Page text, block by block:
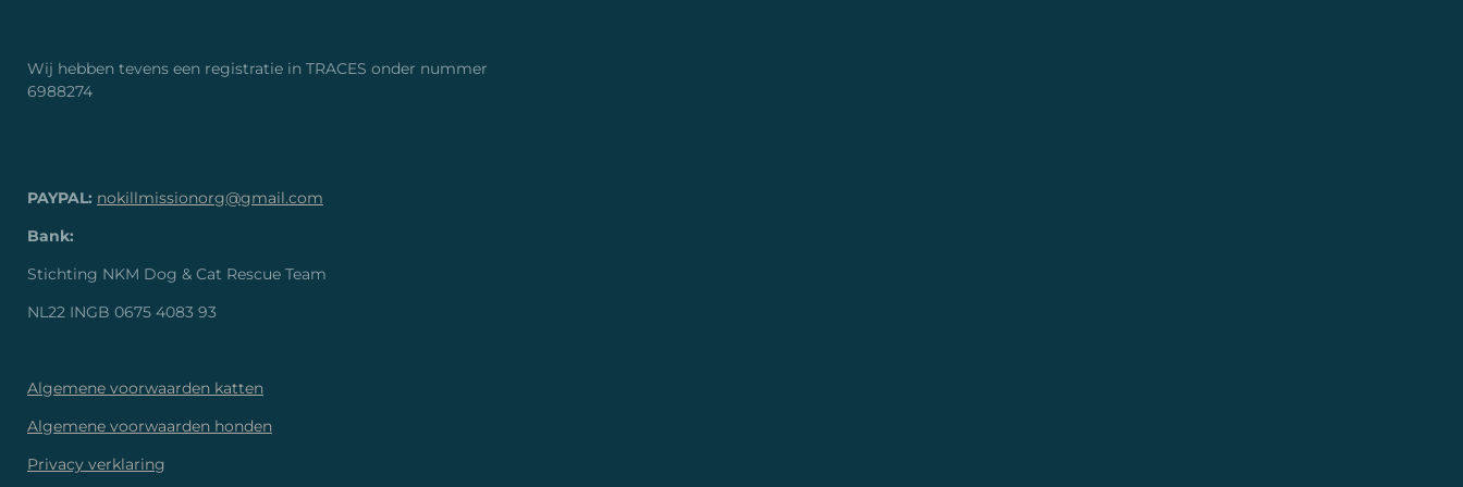
Wij hebben tevens een registratie in TRACES onder nummer
6988274
PAYPAL: nokillmissionorg@gmail.com
Bank:
Stichting NKM Dog & Cat Rescue Team
NL22 INGB 0675 4083 93
Algemene voorwaarden katten
Algemene voorwaarden honden
Privacy verklaring